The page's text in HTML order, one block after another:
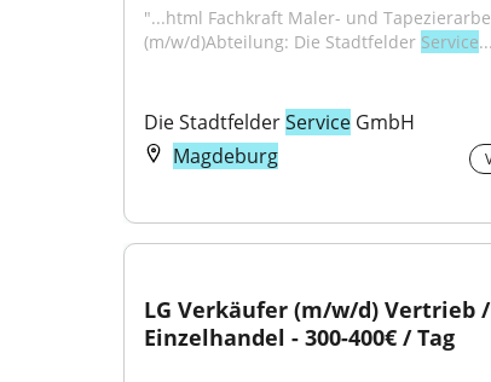
"...html Fachkraft Maler- und
(m/w/d)Abteilung: Die Stadtfelder Service
Die Stadtfelder Service GmbH
Magdeburg
LG Verkäufer (m/w/d) Vertrieb /
Einzelhandel - 300-400€ / Tag